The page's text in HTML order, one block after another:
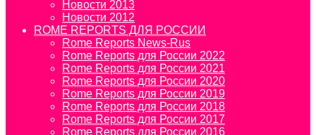
Новости 2013
Новости 2012
ROME REPORTS ДЛЯ РОССИИ
Rome Reports News-Rus
Rome Reports для России 2022
Rome Reports для России 2021
Rome Reports для России 2020
Rome Reports для России 2019
Rome Reports для России 2018
Rome Reports для России 2017
Rome Reports для России 2016